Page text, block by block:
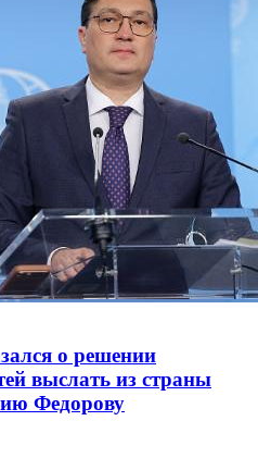
о решении
выслать из страны
Федорову